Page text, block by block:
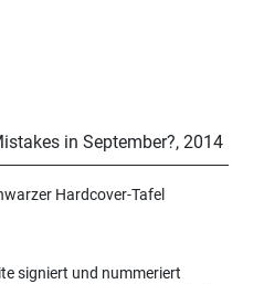
in September?, 2014
Hardcover-Tafel
signiert und nummeriert